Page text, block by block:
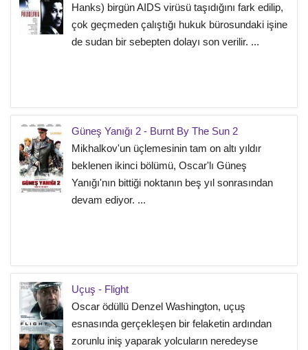
Hanks) birgün AIDS virüsü taşıdığını fark edilip,
çok geçmeden çalıştığı hukuk bürosundaki işine
de sudan bir sebepten dolayı son verilir. ...
Güneş Yanığı 2 - Burnt By The Sun 2
Mikhalkov'un üçlemesinin tam on altı yıldır
beklenen ikinci bölümü, Oscar'lı Güneş
Yanığı'nın bittiği noktanın beş yıl sonrasından
devam ediyor. ...
Uçuş - Flight
Oscar ödüllü Denzel Washington, uçuş
esnasında gerçekleşen bir felaketin ardından
zorunlu iniş yaparak yolcuların neredeyse